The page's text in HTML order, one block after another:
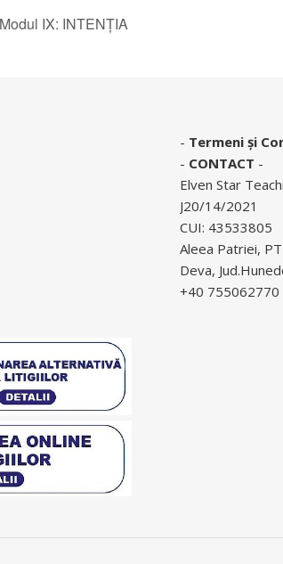
IX: INTENȚIA
- Termeni și
- CONTACT -
Elven Star
J20/14/2021
CUI: 43533805
Aleea Patriei,
Deva,
+40 755062770